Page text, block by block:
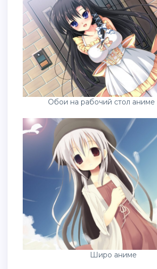
Обои на рабочий стол аниме
Широ аниме